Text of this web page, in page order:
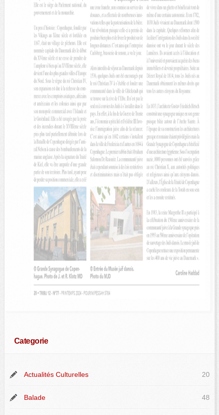
Categorie
Actualités Culturelles 20
Balade 48